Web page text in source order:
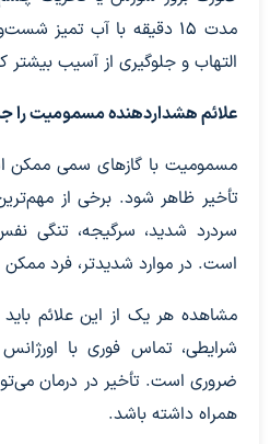
مدت ۱۵ دقیقه با آب تمیز
التهاب و جلوگیری از آسیب
علائم هشداردهنده مسمومیت را
مسمومیت با گاز‌های سمی ممکن
تأخیر ظاهر شود. برخی از
سردرد شدید، سرگیجه، تنگی
است. در موارد شدیدتر، فرد
مشاهده هر یک از این علائم
شرایطی، تماس فوری با
ضروری است. تأخیر در درمان
همراه داشته باشد.